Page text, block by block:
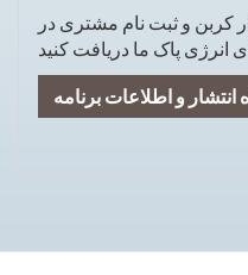
کربن و ثبت نام مشتری در
انتشار و اطلاعات برنامه